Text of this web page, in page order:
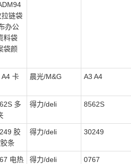
链袋
办公
料袋
袋颜
A4 卡
晨光/M&G A3 A4
多
得力/deli 8562S
胶
条
得力/deli 30249
电热
得力/deli 0767